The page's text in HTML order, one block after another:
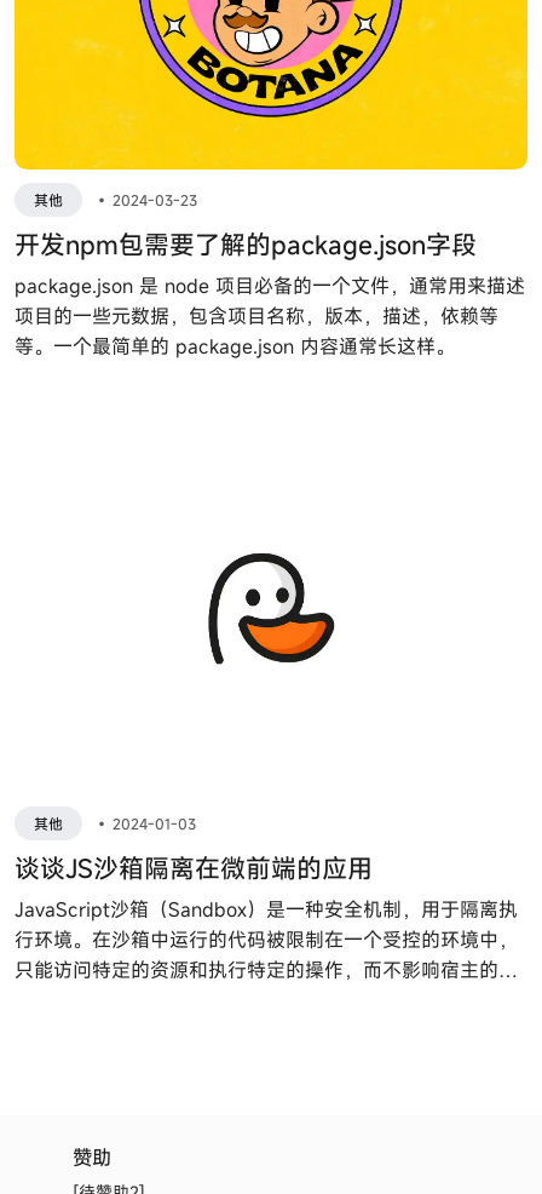
其他 • 2024-03-23
开发npm包需要了解的package.json字段
package.json 是 node 项目必备的一个文件，通常用来描述
项目的一些元数据，包含项目名称，版本，描述，依赖等
等。一个最简单的 package.json 内容通常长这样。
其他 • 2024-01-03
谈谈JS沙箱隔离在微前端的应用
JavaScript沙箱（Sandbox）是一种安全机制，用于隔离执
行环境。在沙箱中运行的代码被限制在一个受控的环境中，
只能访问特定的资源和执行特定的操作，而不影响宿主的原
赞助